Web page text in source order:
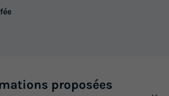
4
proposées